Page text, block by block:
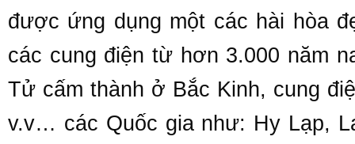
được ứng dụng một các hài hòa
các cung điện từ hơn 3.000 năm
Tử cấm thành ở Bắc Kinh, cung
v.v… các Quốc gia như: Hy Lạp,